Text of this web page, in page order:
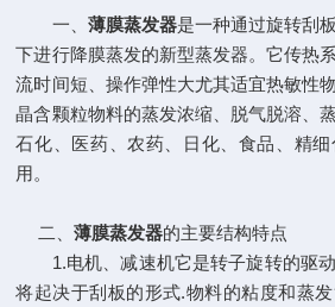
一、 薄膜蒸发器是一种通过旋转刮
下进行降膜蒸发的新型蒸发器。它传热
流时间短、操作弹性大尤其适宜热敏性
晶含颗粒物料的蒸发浓缩、脱气脱溶、
石化、医药、农药、日化、食品、精
用。
二、薄膜蒸发器的主要结构特点
1.电机、减速机它是转子旋转的驱动
将起决于刮板的形式.物料的粘度和蒸